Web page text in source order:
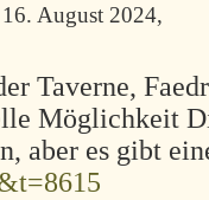
August 2024,
Taverne,
Möglichkeit
aber es gibt